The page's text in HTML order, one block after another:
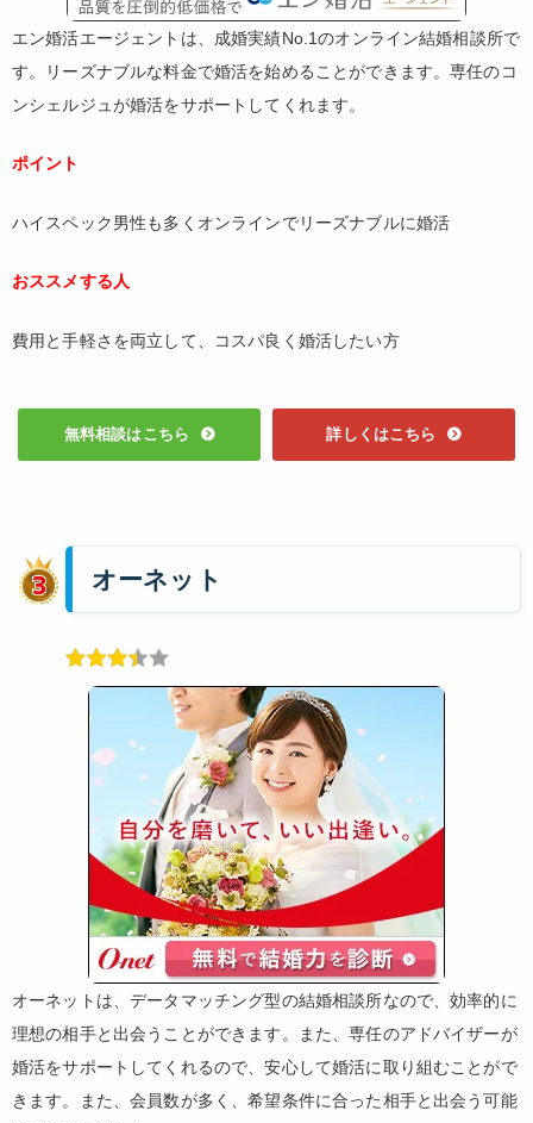
エン婚活エージェントは、成婚実績No.1のオンライン結婚相談所で
す。リーズナブルな料金で婚活を始めることができます。専任のコ
ンシェルジュが婚活をサポートしてくれます。
ポイント
ハイスペック男性も多くオンラインでリーズナブルに婚活
おススメする人
費用と手軽さを両立して、コスパ良く婚活したい方
無料相談はこちら 詳しくはこちら
オーネット
オーネットは、データマッチング型の結婚相談所なので、効率的に
理想の相手と出会うことができます。また、専任のアドバイザーが
婚活をサポートしてくれるので、安心して婚活に取り組むことがで
きます。また、会員数が多く、希望条件に合った相手と出会う可能